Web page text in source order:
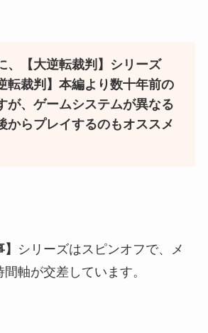
、【大逆転裁判】シリーズ
転裁判】本編より数十年前の
が、ゲームシステムが異なる
からプレイするのもオススメ
シリーズはスピンオフで、メ
軸が交差しています。